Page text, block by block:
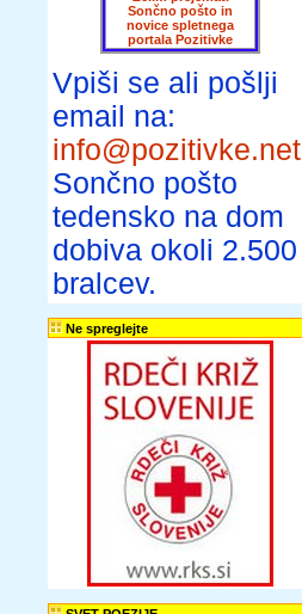
Sončno pošto in
novice spletnega
portala Pozitivke
Vpiši se ali pošlji
email na:
info@pozitivke.net
Sončno pošto
tedensko na dom
dobiva okoli 2.500
bralcev.
Ne spreglejte